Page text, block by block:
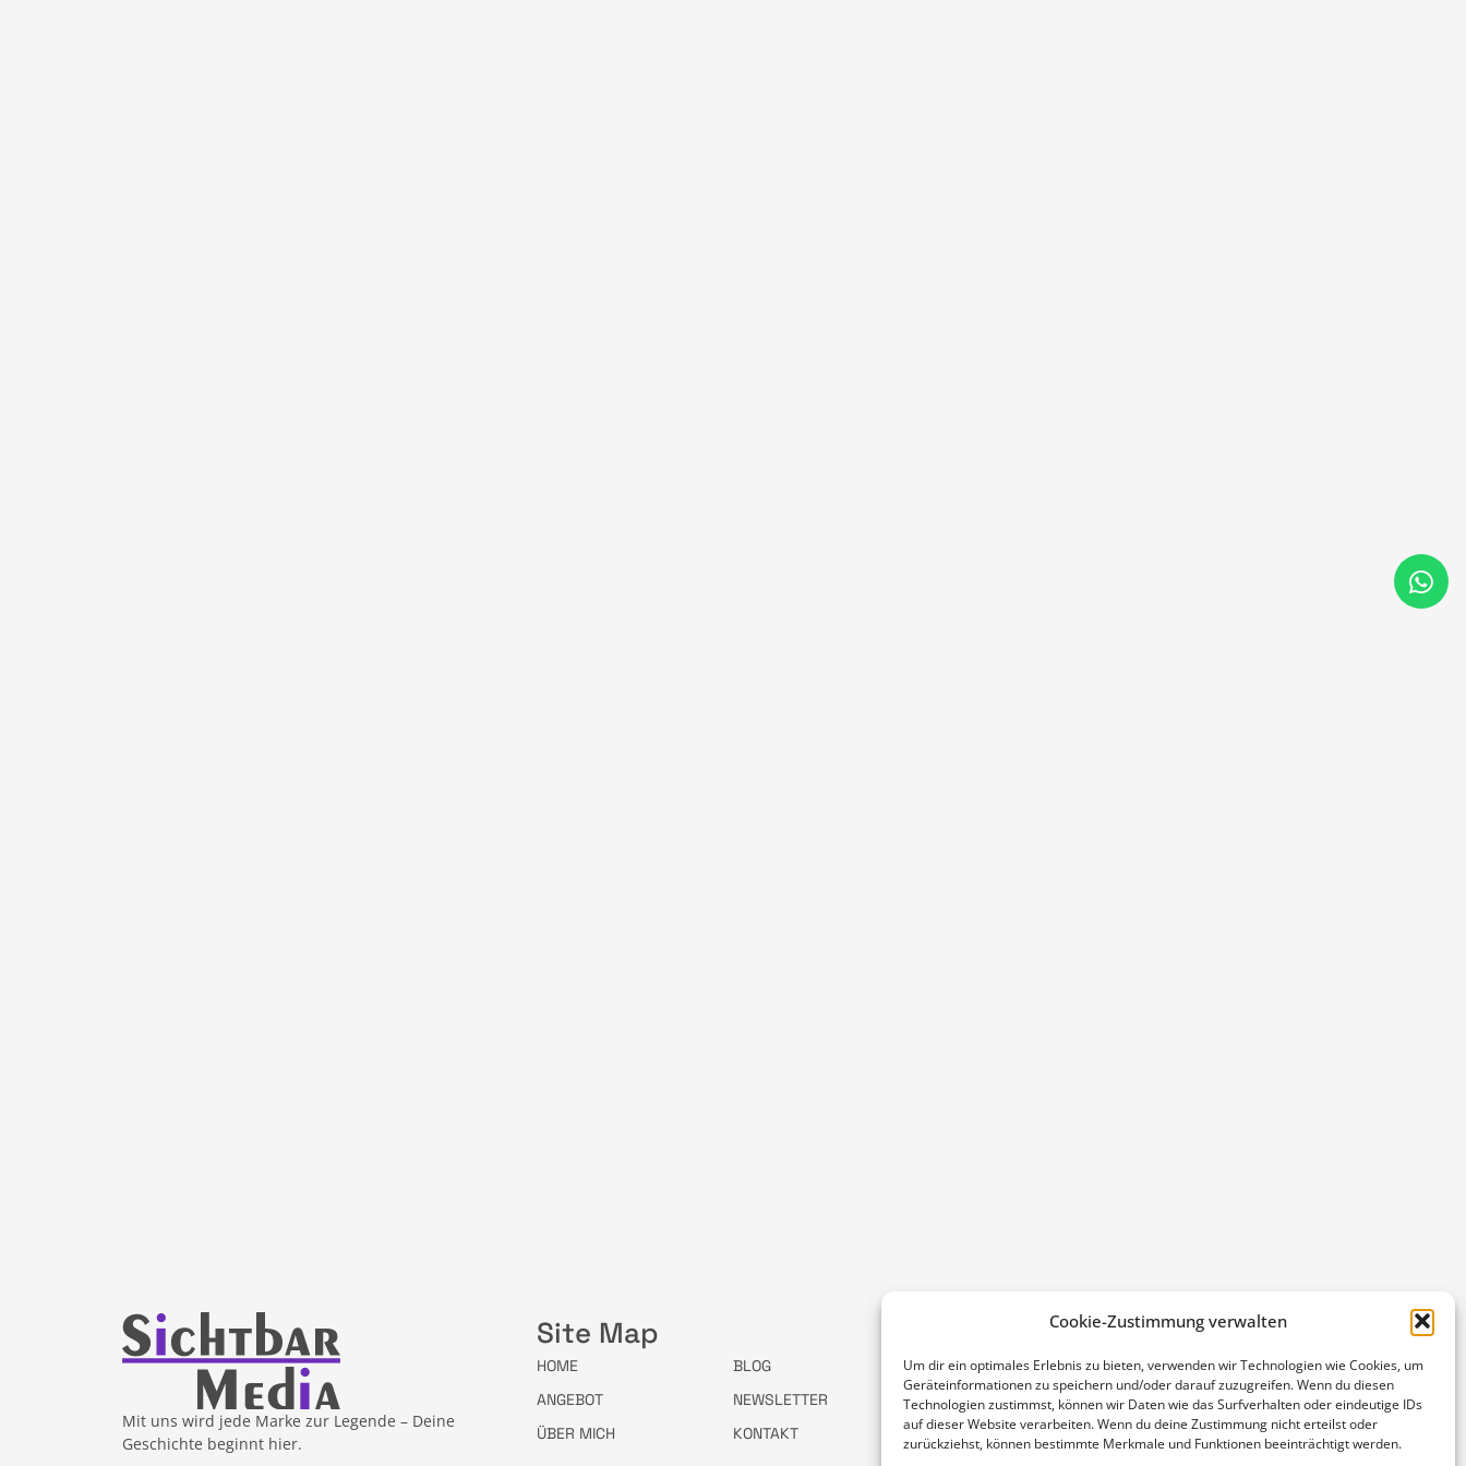
Cookie-Zustimmung verwalten
Um dir ein optimales Erlebnis zu bieten, verwenden wir Technologien wie Cookies, um
Geräteinformationen zu speichern und/oder darauf zuzugreifen. Wenn du diesen
Technologien zustimmst, können wir Daten wie das Surfverhalten oder eindeutige IDs
auf dieser Website verarbeiten. Wenn du deine Zustimmung nicht erteilst oder
zurückziehst, können bestimmte Merkmale und Funktionen beeinträchtigt werden.
Mit uns wird jede Marke zur Legende – Deine
Geschichte beginnt hier.
Site Map
HOME
ANGEBOT
ÜBER MICH
BLOG
NEWSLETTER
KONTAKT
Sichtbar Media e.U.​
Ared Straße 27/Top 17, A - 2544 Enzesfeld-
Lindabrunn
+43 660 9501000
rosita.charwath@sichtbar-media.at